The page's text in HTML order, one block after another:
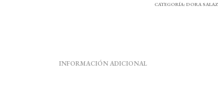
CATEGORÍA:DORA
INFORMACIÓN ADICIONAL